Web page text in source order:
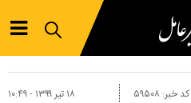
۱۸ تير ۱۳۹۹ - ۱۰:۴۹ کد خبر: ۵۹۵۰۸